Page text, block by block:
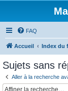
FAQ
Accueil Index du
Sujets sans
Aller à la recherche